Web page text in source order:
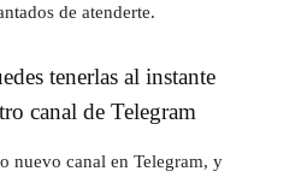
de atenderte.
tenerlas al instante
canal de Telegram
nuevo canal en Telegram, y